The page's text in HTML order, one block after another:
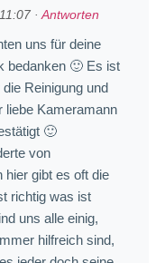
· Antworten
uns für deine
bedanken 🙂 Es ist
Reinigung und
liebe Kameramann
🙂
von
hier gibt es oft die
richtig was ist
uns alle einig,
hilfreich sind,